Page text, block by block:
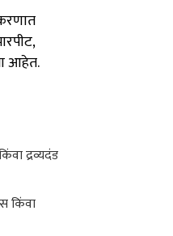
आहेत.
द्रव्यदंड
किंवा